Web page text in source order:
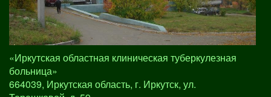
«Иркутская областная клиническая туберкулезная
больница»
664039, Иркутская область, г. Иркутск, ул.